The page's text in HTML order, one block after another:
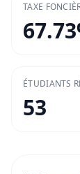
TAXE
67.73
ÉTUDIANTS
53